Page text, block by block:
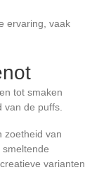
ervaring, vaak
tot smaken
de puffs.
zoetheid van
varianten